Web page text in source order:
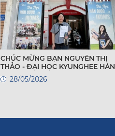
CHÚC MỪNG BẠN NGUYỄN THỊ
THẢO - ĐẠI HỌC KYUNGHEE HÀN
QUỐC
28/05/2026